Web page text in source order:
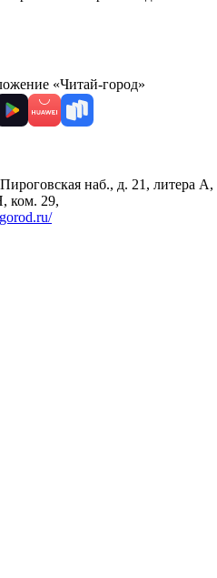
«Читай-город»
Пироговская наб., д. 21, литера А,
ком. 29,